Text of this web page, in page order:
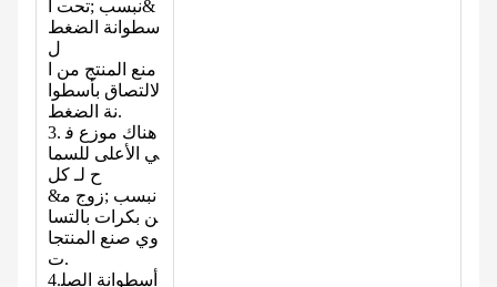
&نبسب ;تحت ا
سطوانة الضغط
ل
منع المنتج من ا
لالتصاق بأسطوا
نة الضغط.
3. هناك موزع ف
ي الأعلى للسما
ح لـ كل
&نبسب ;زوج م
ن بكرات بالتسا
وي صنع المنتجا
ت.
4.أسطوانة الصل